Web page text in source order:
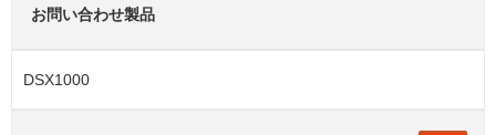
お問い合わせ製品
DSX1000